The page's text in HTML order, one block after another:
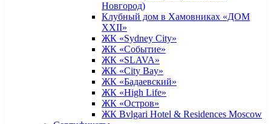
Новгород)
Клубный дом в Хамовниках «ДОМ
XXII»
ЖК «Sydney City»
ЖК «Событие»
ЖК «SLAVA»
ЖК «City Bay»
ЖК «Бадаевский»
ЖК «High Life»
ЖК «Остров»
ЖК Bvlgari Hotel & Residences Moscow